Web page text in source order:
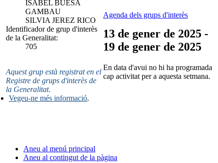
ISABEL BUESA
GAMBAU
SILVIA JEREZ RICO
Identificador de grup d'interès
de la Generalitat:
705
Aquest grup està registrat en el
Registre de grups d'interès de
la Generalitat.
Vegeu-ne més informació.
Agenda dels grups d'interès
13 de gener de 2025 -
19 de gener de 2025
En data d'avui no hi ha programada
cap activitat per a aquesta setmana.
Aneu al menú principal
Aneu al contingut de la pàgina